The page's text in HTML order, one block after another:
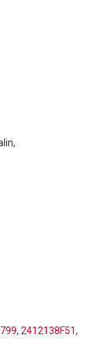
, 2412138F51,